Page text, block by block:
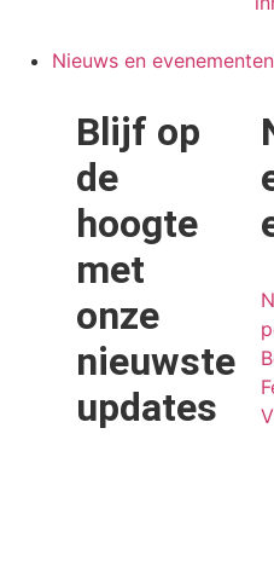
Nieuws en evenementen
Blijf op
de
hoogte
met
onze
nieuwste
updates